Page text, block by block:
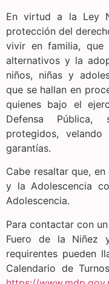
En virtud a la Ley
protección del
vivir en familia, que
alternativos y la
niños, niñas y
que se hallan en
quienes bajo el
Defensa Pública,
protegidos,
garantías.
Cabe resaltar que,
y la Adolescencia
Adolescencia.
Para contactar con
Fuero de la Niñez
requirentes pueden
Calendario de